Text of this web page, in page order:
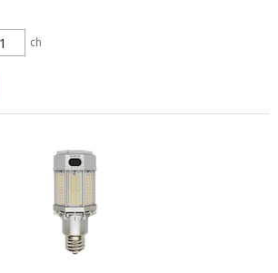
ch